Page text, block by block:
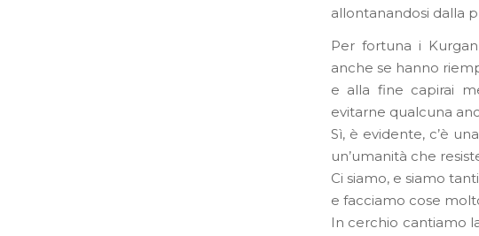
allontanandosi dalla
Per fortuna i
anche se hanno
e alla fine capirai
evitarne qualcuna
Sì, è evidente, c’è
un’umanità che
Ci siamo, e siamo
e facciamo cose
In cerchio cantiamo